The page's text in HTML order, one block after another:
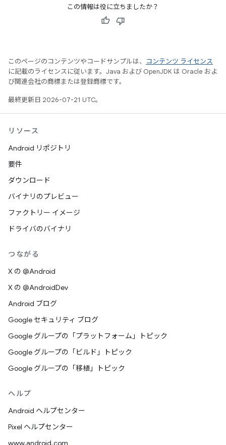
この情報は役に立ちましたか？
このページのコンテンツやコードサンプルは、
コンテンツ ライセンス
に記載のライセンスに従います。Java および OpenJDK は Oracle およ
び関連会社の商標または登録商標です。
最終更新日 2026-07-21 UTC。
リソース
Android リポジトリ
要件
ダウンロード
バイナリのプレビュー
ファクトリー イメージ
ドライバのバイナリ
つながる
X の @Android
X の @AndroidDev
Android ブログ
Google セキュリティ ブログ
Google グループの「プラットフォーム」トピック
Google グループの「ビルド」トピック
Google グループの「移植」トピック
ヘルプ
Android ヘルプセンター
Pixel ヘルプセンター
www.android.com